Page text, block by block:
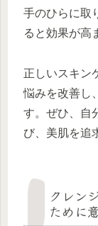
手のひらに取
ると効果が高
正しいスキン
悩みを改善し
す。ぜひ、自
び、美肌を追
クレン
ために